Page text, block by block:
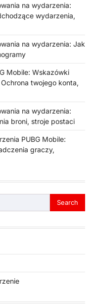
na wydarzenia:
wydarzenia,
na wydarzenia: Jak
Mobile: Wskazówki
twojego konta,
na wydarzenia:
broni, stroje postaci
PUBG Mobile:
graczy,